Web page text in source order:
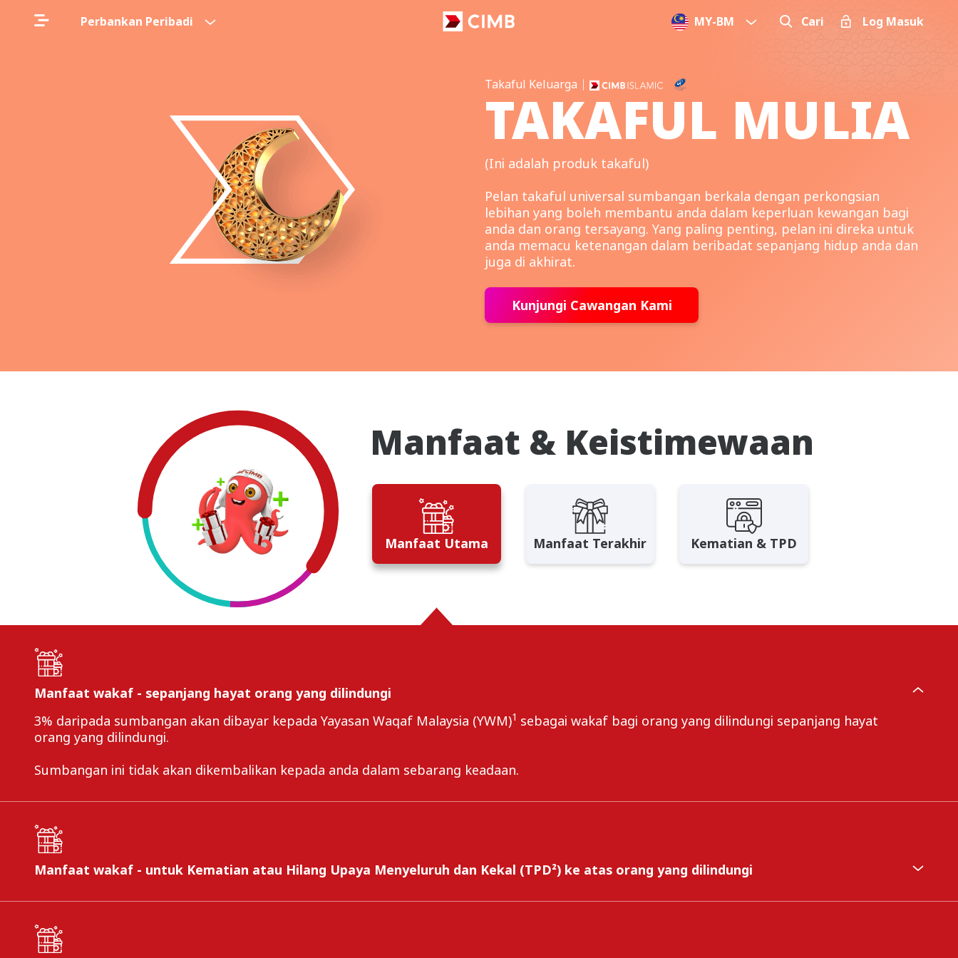
Perbankan Peribadi MY-BM Cari Log Masuk
Takaful Keluarga
TAKAFUL MULIA
(Ini adalah produk takaful)
Pelan takaful universal sumbangan berkala dengan perkongsian
lebihan yang boleh membantu anda dalam keperluan kewangan bagi
anda dan orang tersayang. Yang paling penting, pelan ini direka untuk
anda memacu ketenangan dalam beribadat sepanjang hidup anda dan
juga di akhirat.
Kunjungi Cawangan Kami
Manfaat & Keistimewaan
Manfaat Utama Manfaat Terakhir Kematian & TPD
Manfaat wakaf - sepanjang hayat orang yang dilindungi
3% daripada sumbangan akan dibayar kepada Yayasan Waqaf Malaysia (YWM)1 sebagai wakaf bagi orang yang dilindungi sepanjang hayat
orang yang dilindungi.
Sumbangan ini tidak akan dikembalikan kepada anda dalam sebarang keadaan.
Manfaat wakaf - untuk Kematian atau Hilang Upaya Menyeluruh dan Kekal (TPD²) ke atas orang yang dilindungi
Tambahan 10% daripada jumlah yang dilindungi sebagai tambahan manfaat kematian dan TPD akan dibayar kepada YWM dan/atau